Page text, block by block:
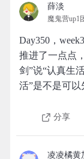
薛淡
魔鬼营up1
Day350，
推进了一点点
剑”说“认真生
活”是不是可
分享
凌凌橘黄